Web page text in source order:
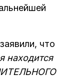
что
находится